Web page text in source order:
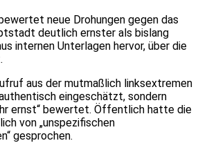
neue Drohungen gegen das
deutlich ernster als bislang
internen Unterlagen hervor, über die
aus der mutmaßlich linksextremen
eingeschätzt, sondern
ernst“ bewertet. Öffentlich hatte die
von „unspezifischen
gesprochen.